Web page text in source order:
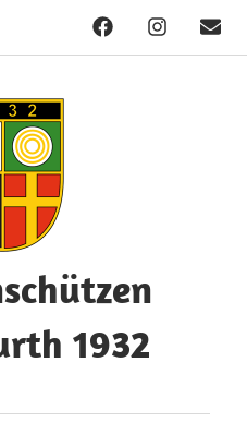
FacebookInstagram
Mail
1932